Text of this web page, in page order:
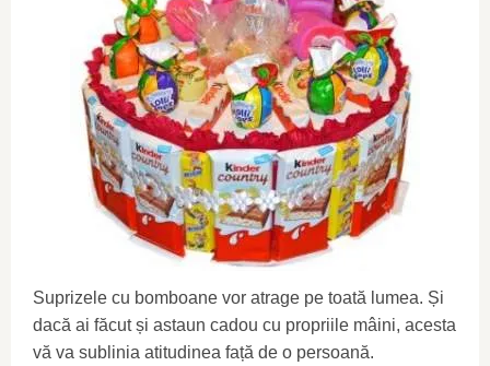
Suprizele cu bomboane vor atrage pe toată lumea. Și
dacă ai făcut și astaun cadou cu propriile mâini, acesta
vă va sublinia atitudinea față de o persoană.